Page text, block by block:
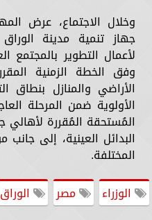
وخلال الاجتماع، عرض
جهاز تنمية مدينة
لأعمال التطوير بالمجتمع
وفق الخطة الزمنية
الأراضي والمنازل بنطاق
الأولوية ضمن المرحلة
المُستحقة المُقررة لأهالي
البدائل العينية، إلى
المختلفة.
الوزراء
مصر الوراق